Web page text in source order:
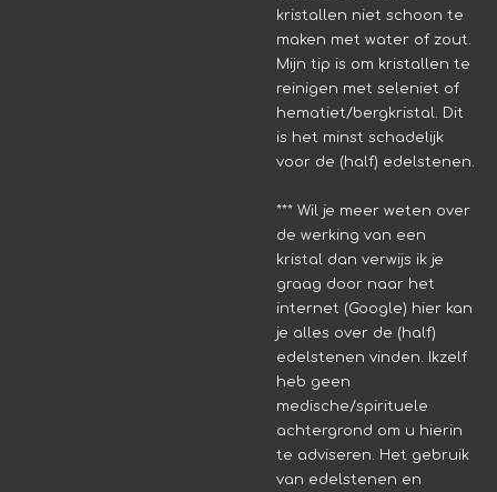
kristallen niet schoon te
maken met water of zout.
Mijn tip is om kristallen te
reinigen met seleniet of
hematiet/bergkristal. Dit
is het minst schadelijk
voor de (half) edelstenen.
*** Wil je meer weten over
de werking van een
kristal dan verwijs ik je
graag door naar het
internet (Google) hier kan
je alles over de (half)
edelstenen vinden. Ikzelf
heb geen
medische/spirituele
achtergrond om u hierin
te adviseren.
Het gebruik
van edelstenen en